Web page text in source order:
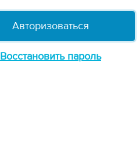
Восстановить пароль